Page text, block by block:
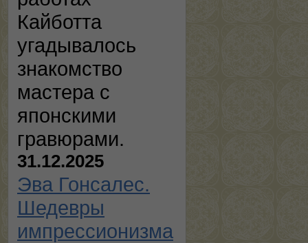
Кайботта
угадывалось
знакомство
мастера с
японскими
гравюрами.
31.12.2025
Эва Гонсалес.
Шедевры
импрессионизма